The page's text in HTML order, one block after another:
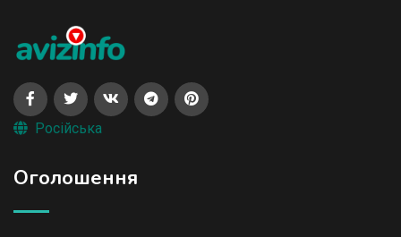
Російська
Оголошення